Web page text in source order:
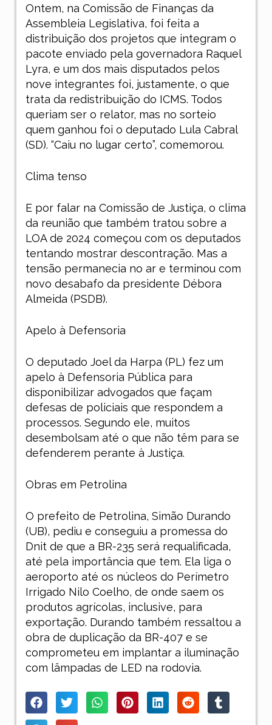
Ontem, na Comissão de Finanças da
Assembleia Legislativa, foi feita a
distribuição dos projetos que integram o
pacote enviado pela governadora Raquel
Lyra, e um dos mais disputados pelos
nove integrantes foi, justamente, o que
trata da redistribuição do ICMS. Todos
queriam ser o relator, mas no sorteio
quem ganhou foi o deputado Lula Cabral
(SD). “Caiu no lugar certo”, comemorou.
Clima tenso
E por falar na Comissão de Justiça, o clima
da reunião que também tratou sobre a
LOA de 2024 começou com os deputados
tentando mostrar descontração. Mas a
tensão permanecia no ar e terminou com
novo desabafo da presidente Débora
Almeida (PSDB).
Apelo à Defensoria
O deputado Joel da Harpa (PL) fez um
apelo à Defensoria Pública para
disponibilizar advogados que façam
defesas de policiais que respondem a
processos. Segundo ele, muitos
desembolsam até o que não têm para se
defenderem perante à Justiça.
Obras em Petrolina
O prefeito de Petrolina, Simão Durando
(UB), pediu e conseguiu a promessa do
Dnit de que a BR-235 será requalificada,
até pela importância que tem. Ela liga o
aeroporto até os núcleos do Perímetro
Irrigado Nilo Coelho, de onde saem os
produtos agrícolas, inclusive, para
exportação. Durando também ressaltou a
obra de duplicação da BR-407 e se
comprometeu em implantar a iluminação
com lâmpadas de LED na rodovia.